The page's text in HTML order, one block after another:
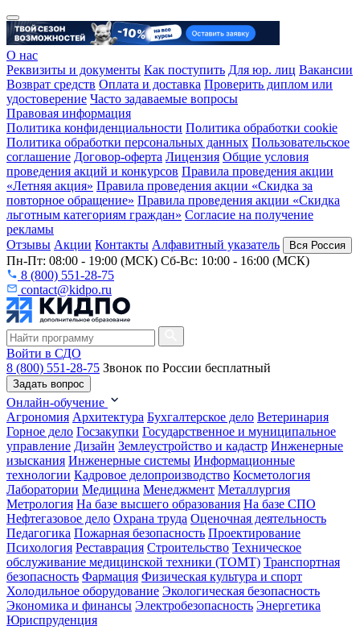
О нас
Реквизиты и документы Как поступить Для юр. лиц Вакансии
Возврат средств Оплата и доставка Проверить диплом или
удостоверение Часто задаваемые вопросы
Правовая информация
Политика конфиденциальности Политика обработки cookie
Политика обработки персональных данных Пользовательское
соглашение Договор-оферта Лицензия Общие условия
проведения акций и конкурсов Правила проведения акции
«Летняя акция» Правила проведения акции «Скидка за
повторное обращение» Правила проведения акции «Скидка
льготным категориям граждан» Согласие на получение
рекламы
Отзывы Акции Контакты Алфавитный указатель Вся Россия
Пн-Пт: 08:00 - 19:00 (МСК) Сб-Вс: 10:00 - 16:00 (МСК)
8 (800) 551-28-75
contact@kidpo.ru
Войти в СДО
8 (800) 551-28-75 Звонок по России бесплатный
Задать вопрос
Онлайн-обучение
Агрономия Архитектура Бухгалтерское дело Ветеринария
Горное дело Госзакупки Государственное и муниципальное
управление Дизайн Землеустройство и кадастр Инженерные
изыскания Инженерные системы Информационные
технологии Кадровое делопроизводство Косметология
Лаборатории Медицина Менеджмент Металлургия
Метрология На базе высшего образования На базе СПО
Нефтегазовое дело Охрана труда Оценочная деятельность
Педагогика Пожарная безопасность Проектирование
Психология Реставрация Строительство Техническое
обслуживание медицинской техники (ТОМТ) Транспортная
безопасность Фармация Физическая культура и спорт
Холодильное оборудование Экологическая безопасность
Экономика и финансы Электробезопасность Энергетика
Юриспруденция